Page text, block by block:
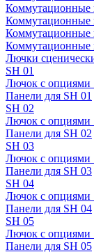
Коммутационные
Коммутационные
Коммутационные
Коммутационные
Лючки
SH 01
Лючок с опциями
Панели для SH 01
SH 02
Лючок с опциями
Панели для SH 02
SH 03
Лючок с опциями
Панели для SH 03
SH 04
Лючок с опциями
Панели для SH 04
SH 05
Лючок с опциями
Панели для SH 05